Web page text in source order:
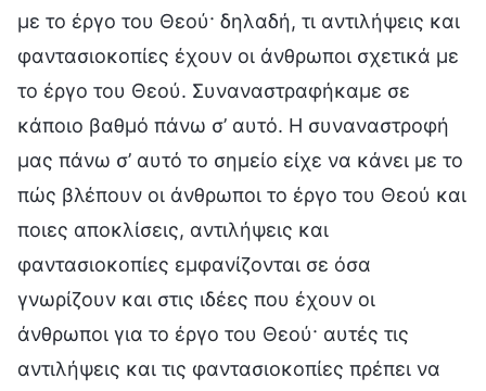
με το έργο του Θεού· δηλαδή, τι αντιλήψεις και
φαντασιοκοπίες έχουν οι άνθρωποι σχετικά με
το έργο του Θεού. Συναναστραφήκαμε σε
κάποιο βαθμό πάνω σ’ αυτό. Η συναναστροφή
μας πάνω σ’ αυτό το σημείο είχε να κάνει με το
πώς βλέπουν οι άνθρωποι το έργο του Θεού και
ποιες αποκλίσεις, αντιλήψεις και
φαντασιοκοπίες εμφανίζονται σε όσα
γνωρίζουν και στις ιδέες που έχουν οι
άνθρωποι για το έργο του Θεού· αυτές τις
αντιλήψεις και τις φαντασιοκοπίες πρέπει να